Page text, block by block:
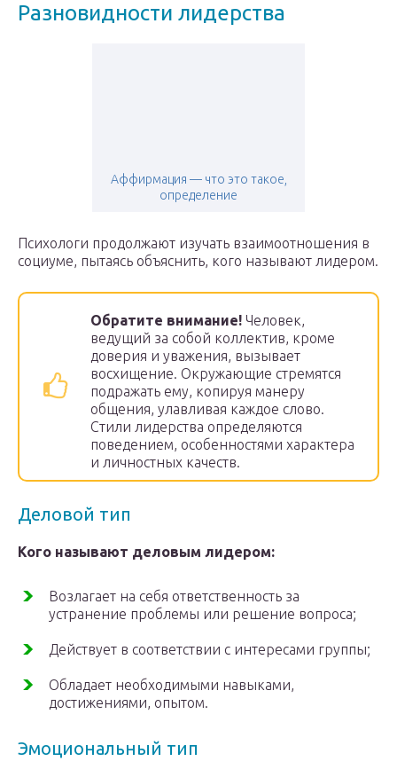
Разновидности лидерства
Аффирмация — что это такое,
определение
Психологи продолжают изучать взаимоотношения в
социуме, пытаясь объяснить, кого называют лидером.
Обратите внимание! Человек,
ведущий за собой коллектив, кроме
доверия и уважения, вызывает
восхищение. Окружающие стремятся
подражать ему, копируя манеру
общения, улавливая каждое слово.
Стили лидерства определяются
поведением, особенностями характера
и личностных качеств.
Деловой тип
Кого называют деловым лидером:
Возлагает на себя ответственность за
устранение проблемы или решение вопроса;
Действует в соответствии с интересами группы;
Обладает необходимыми навыками,
достижениями, опытом.
Эмоциональный тип